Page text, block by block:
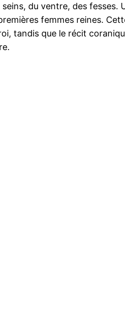
du ventre, des fesses.
femmes reines.
tandis que le récit